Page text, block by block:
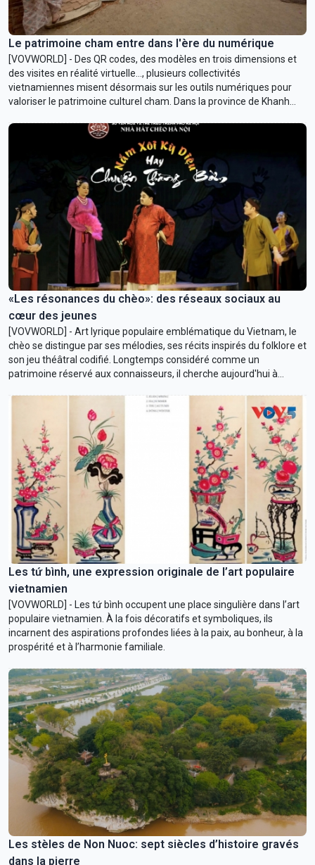
Le patrimoine cham entre dans l'ère du numérique
[VOVWORLD] - Des QR codes, des modèles en trois dimensions et
des visites en réalité virtuelle…, plusieurs collectivités
vietnamiennes misent désormais sur les outils numériques pour
valoriser le patrimoine culturel cham. Dans la province de Khanh
découvrent aujourd'hui sous un nouveau jour.
«Les résonances du chèo»: des réseaux sociaux au
cœur des jeunes
[VOVWORLD] - Art lyrique populaire emblématique du Vietnam, le
chèo se distingue par ses mélodies, ses récits inspirés du folklore et
son jeu théâtral codifié. Longtemps considéré comme un
patrimoine réservé aux connaisseurs, il cherche aujourd'hui à
Les tứ bình, une expression originale de l’art populaire
vietnamien
[VOVWORLD] - Les tứ bình occupent une place singulière dans l’art
populaire vietnamien. À la fois décoratifs et symboliques, ils
incarnent des aspirations profondes liées à la paix, au bonheur, à la
prospérité et à l’harmonie familiale.
Les stèles de Non Nuoc: sept siècles d’histoire gravés
dans la pierre